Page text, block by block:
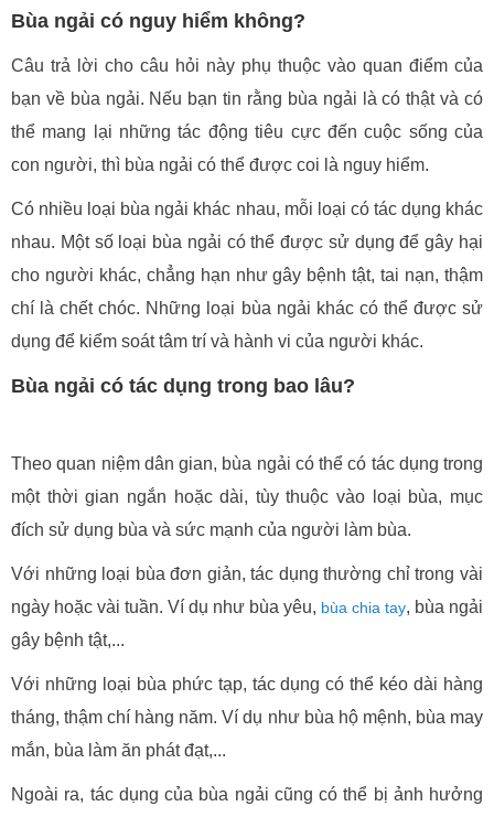
Bùa ngải có nguy hiểm không?
Câu trả lời cho câu hỏi này phụ thuộc vào quan điểm của
bạn về bùa ngải. Nếu bạn tin rằng bùa ngải là có thật và có
thể mang lại những tác động tiêu cực đến cuộc sống của
con người, thì bùa ngải có thể được coi là nguy hiểm.
Có nhiều loại bùa ngải khác nhau, mỗi loại có tác dụng khác
nhau. Một số loại bùa ngải có thể được sử dụng để gây hại
cho người khác, chẳng hạn như gây bệnh tật, tai nạn, thậm
chí là chết chóc. Những loại bùa ngải khác có thể được sử
dụng để kiểm soát tâm trí và hành vi của người khác.
Bùa ngải có tác dụng trong bao lâu?
Theo quan niệm dân gian, bùa ngải có thể có tác dụng trong
một thời gian ngắn hoặc dài, tùy thuộc vào loại bùa, mục
đích sử dụng bùa và sức mạnh của người làm bùa.
Với những loại bùa đơn giản, tác dụng thường chỉ trong vài
ngày hoặc vài tuần. Ví dụ như bùa yêu, bùa chia tay, bùa ngải
gây bệnh tật,...
Với những loại bùa phức tạp, tác dụng có thể kéo dài hàng
tháng, thậm chí hàng năm. Ví dụ như bùa hộ mệnh, bùa may
mắn, bùa làm ăn phát đạt,...
Ngoài ra, tác dụng của bùa ngải cũng có thể bị ảnh hưởng